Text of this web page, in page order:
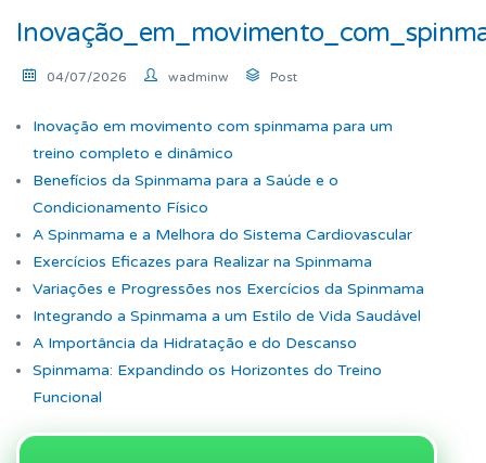
04/07/2026 wadminw Post
Inovação em movimento com spinmama para um
treino completo e dinâmico
Benefícios da Spinmama para a Saúde e o
Condicionamento Físico
A Spinmama e a Melhora do Sistema Cardiovascular
Exercícios Eficazes para Realizar na Spinmama
Variações e Progressões nos Exercícios da Spinmama
Integrando a Spinmama a um Estilo de Vida Saudável
A Importância da Hidratação e do Descanso
Spinmama: Expandindo os Horizontes do Treino
Funcional